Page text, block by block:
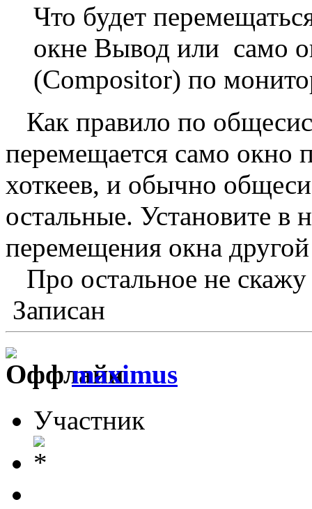
Что будет
окне Вывод или само
(Compositor) по
Как правило по
перемещается само окно
хоткеев, и обычно
остальные. Установите в
перемещения окна
Про остальное не
Записан
maximus
Участник